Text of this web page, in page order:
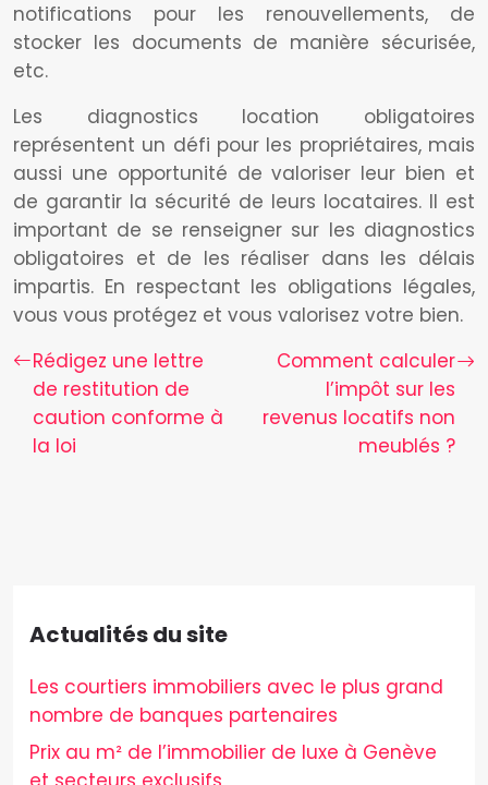
notifications pour les renouvellements, de
stocker les documents de manière sécurisée,
etc.
Les diagnostics location obligatoires
représentent un défi pour les propriétaires, mais
aussi une opportunité de valoriser leur bien et
de garantir la sécurité de leurs locataires. Il est
important de se renseigner sur les diagnostics
obligatoires et de les réaliser dans les délais
impartis. En respectant les obligations légales,
vous vous protégez et vous valorisez votre bien.
Rédigez une lettre
de restitution de
caution conforme à
la loi
Comment calculer
l’impôt sur les
revenus locatifs non
meublés ?
Actualités du site
Les courtiers immobiliers avec le plus grand
nombre de banques partenaires
Prix au m² de l’immobilier de luxe à Genève